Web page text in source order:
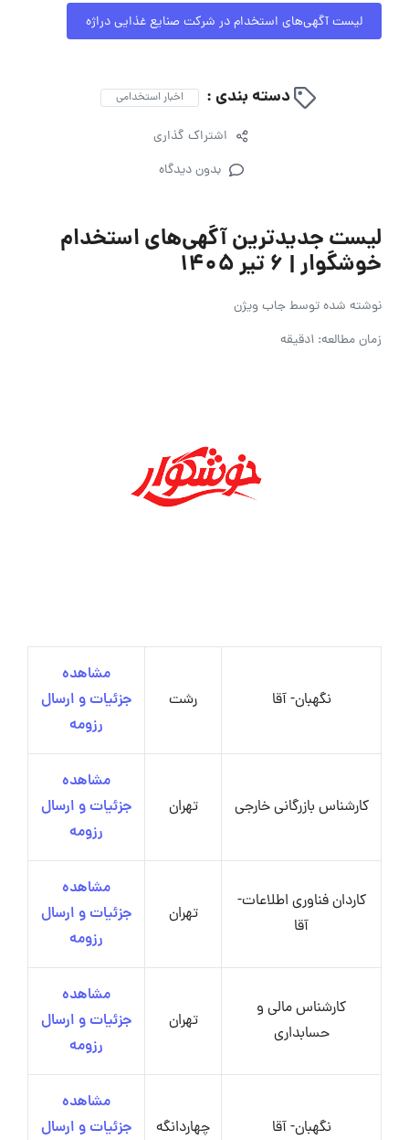
لیست آگهی‌های استخدام در شرکت صنایع غذایی دراژه
دسته بندی : اخبار استخدامی
اشتراک گذاری
بدون دیدگاه
لیست جدیدترین آگهی‌های استخدام
خوشگوار | ۶ تیر ۱۴۰۵
نوشته شده توسطجاب ویژن
زمان مطالعه: 1دقیقه
نگهبان- آقا رشت
مشاهده
جزئیات و ارسال
رزومه
کارشناس بازرگانی خارجی تهران
مشاهده
جزئیات و ارسال
رزومه
کاردان فناوری اطلاعات-
آقا
تهران
مشاهده
جزئیات و ارسال
رزومه
کارشناس مالی و
حسابداری
تهران
مشاهده
جزئیات و ارسال
رزومه
نگهبان- آقا چهاردانگه
مشاهده
جزئیات و ارسال